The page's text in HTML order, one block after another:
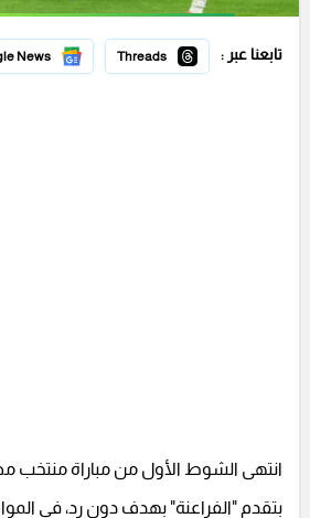
تابعنا عبر : Threads
News
انتهى الشوط الأول من مباراة منتخب
بتقدم "الفراعنة" بهدف دون رد، في